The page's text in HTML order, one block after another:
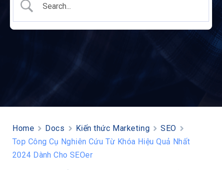
Home Docs Kiến thức Marketing
SEO
Top Công Cụ Nghiên Cứu Từ Khóa Hiệu Quả Nhất
2024 Dành Cho SEOer